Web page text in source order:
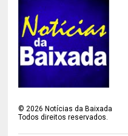
©2026 Notícias da Baixada
Todos direitos reservados.